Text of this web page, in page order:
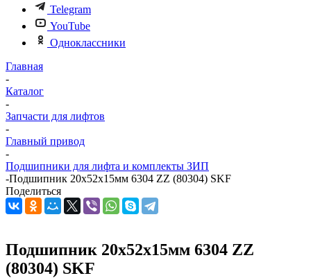
Telegram
YouTube
Одноклассники
Главная
-
Каталог
-
Запчасти для лифтов
-
Главный привод
-
Подшипники для лифта и комплекты ЗИП
-Подшипник 20х52х15мм 6304 ZZ (80304) SKF
Поделиться
Подшипник 20х52х15мм 6304 ZZ
(80304) SKF